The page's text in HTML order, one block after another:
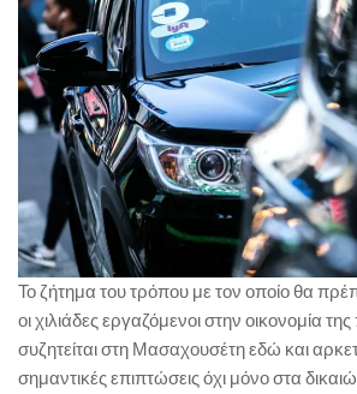
Το ζήτημα του τρόπου με τον οποίο θα
οι χιλιάδες εργαζόμενοι στην οικονομία
συζητείται στη Μασαχουσέτη εδώ και
σημαντικές επιπτώσεις όχι μόνο στα